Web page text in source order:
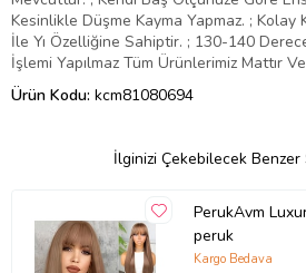
Kesinlikle Düşme Kayma Yapmaz. ; Kolay
İle Yı Özelliğine Sahiptir. ; 130-140
İşlemi Yapılmaz Tüm Ürünlerimiz Mattır
Ürün Kodu: kcm81080694
İlginizi Çekebilecek
PerukAvm
peruk
Kargo Bedava